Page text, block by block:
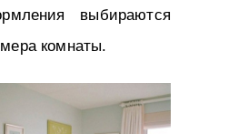
выбираются
комнаты.